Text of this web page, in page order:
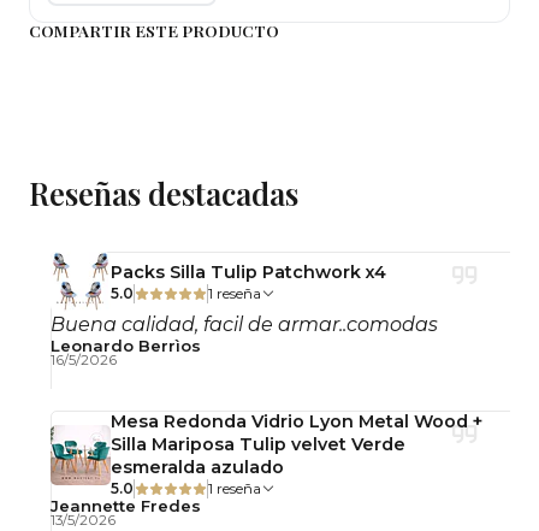
Importante: Este producto se entrega
Fotografías referenciales.
COMPARTIR ESTE PRODUCTO
Reseñas destacadas
Packs Silla Tulip Patchwork x4
5.0 1 reseña
Buena calidad, facil de armar..comodas
Leonardo Berrìos
16/5/2026
Mesa Redonda Vidrio Lyon Metal Wood +
Silla Mariposa Tulip velvet Verde
esmeralda azulado
5.0 1 reseña
Jeannette Fredes
13/5/2026